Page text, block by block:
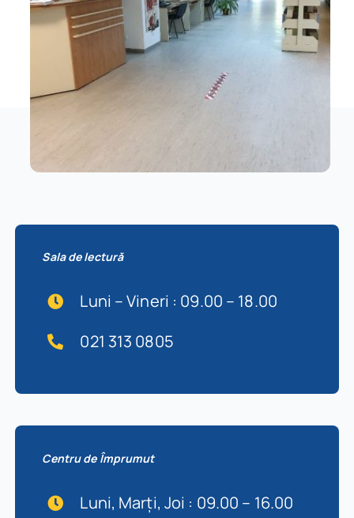
Sala de lectură
Luni – Vineri : 09.00 – 18.00
021 313 0805
Centru de Împrumut
Luni, Marți, Joi : 09.00 – 16.00